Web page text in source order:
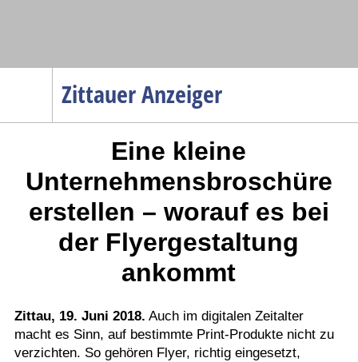
Zittauer Anzeiger
Gesellschaft
Wirtschaft
Service
Kultur
Sport
Eine kleine
Unternehmensbroschüre
erstellen – worauf es bei
der Flyergestaltung
ankommt
Zittau, 19. Juni 2018. Auch im digitalen Zeitalter
macht es Sinn, auf bestimmte Print-Produkte nicht zu
verzichten. So gehören Flyer, richtig eingesetzt,